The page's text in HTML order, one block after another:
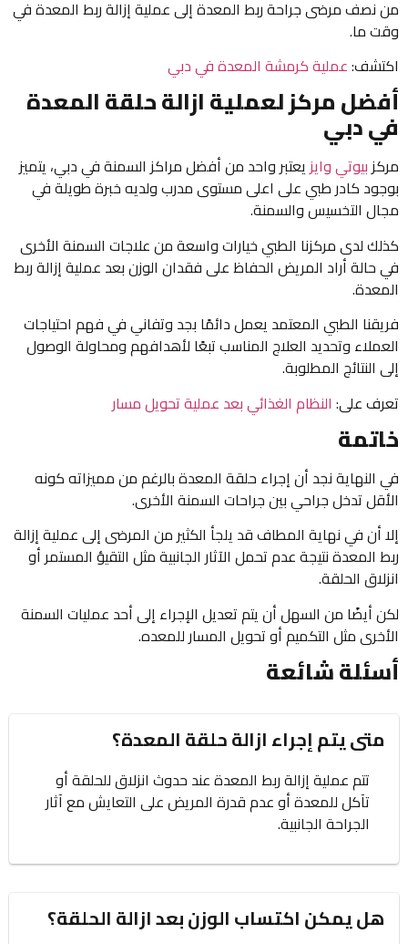
من نصف مرضى جراحة ربط المعدة إلى عملية إزالة ربط المعدة في
وقت ما.
اكتشف:عملية كرمشة المعدة في دبي
أفضل مركز لعملية ازالة حلقة المعدة
في دبي
مركزبيوتي وايزيعتبر واحد من أفضل مراكز السمنة في دبي، يتميز
بوجود كادر طبي على اعلى مستوى مدرب ولديه خبرة طويلة في
مجال التخسيس والسمنة.
كذلك لدى مركزنا الطبي خيارات واسعة من علاجات السمنة الأخرى
في حالة أراد المريض الحفاظ على فقدان الوزن بعد عملية إزالة ربط
المعدة.
فريقنا الطبي المعتمد يعمل دائمًا بجد وتفاني في فهم احتياجات
العملاء وتحديد العلاج المناسب تبعًا لأهدافهم ومحاولة الوصول
إلى النتائج المطلوبة.
تعرف على: النظام الغذائي بعد عملية تحويل مسار
خاتمة
في النهاية نجد أن إجراء حلقة المعدة بالرغم من مميزاته كونه
الأقل تدخل جراحي بين جراحات السمنة الأخرى.
إلا أن في نهاية المطاف قد يلجأ الكثير من المرضى إلى عملية إزالة
ربط المعدة نتيجة عدم تحمل الآثار الجانبية مثل التقيؤ المستمر أو
انزلاق الحلقة.
لكن أيضًا من السهل أن يتم تعديل الإجراء إلى أحد عمليات السمنة
الأخرى مثل التكميم أو تحويل المسار للمعده.
أسئلة شائعة
متى يتم إجراء ازالة حلقة المعدة؟
تتم عملية إزالة ربط المعدة عند حدوث انزلاق للحلقة أو
تآكل للمعدة أو عدم قدرة المريض على التعايش مع آثار
الجراحة الجانبية.
هل يمكن اكتساب الوزن بعد ازالة الحلقة؟